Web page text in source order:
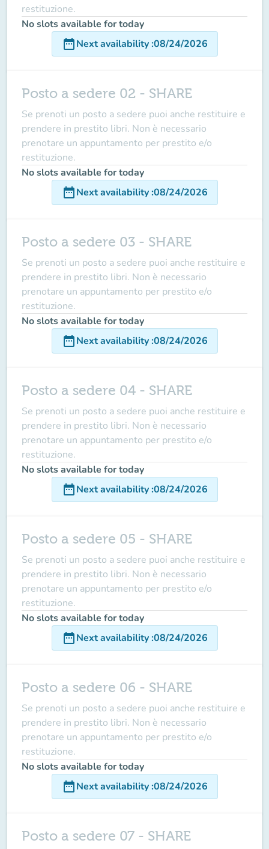
restituzione.
No slots available for today
date_rangeNext availability:08/24/2026
Posto a sedere 02 - SHARE
Se prenoti un posto a sedere puoi anche restituire e
prendere in prestito libri. Non è necessario
prenotare un appuntamento per prestito e/o
restituzione.
No slots available for today
date_rangeNext availability:08/24/2026
Posto a sedere 03 - SHARE
Se prenoti un posto a sedere puoi anche restituire e
prendere in prestito libri. Non è necessario
prenotare un appuntamento per prestito e/o
restituzione.
No slots available for today
date_rangeNext availability:08/24/2026
Posto a sedere 04 - SHARE
Se prenoti un posto a sedere puoi anche restituire e
prendere in prestito libri. Non è necessario
prenotare un appuntamento per prestito e/o
restituzione.
No slots available for today
date_rangeNext availability:08/24/2026
Posto a sedere 05 - SHARE
Se prenoti un posto a sedere puoi anche restituire e
prendere in prestito libri. Non è necessario
prenotare un appuntamento per prestito e/o
restituzione.
No slots available for today
date_rangeNext availability:08/24/2026
Posto a sedere 06 - SHARE
Se prenoti un posto a sedere puoi anche restituire e
prendere in prestito libri. Non è necessario
prenotare un appuntamento per prestito e/o
restituzione.
No slots available for today
date_rangeNext availability:08/24/2026
Posto a sedere 07 - SHARE